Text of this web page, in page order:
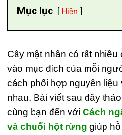
Mục lục Hiện
Cây mật nhân có rất
vào mục đích của mỗi
cách phối hợp nguyên liệu
nhau. Bài viết sau đây
cùng bạn đến với Cách
và chuối hột rừng giúp